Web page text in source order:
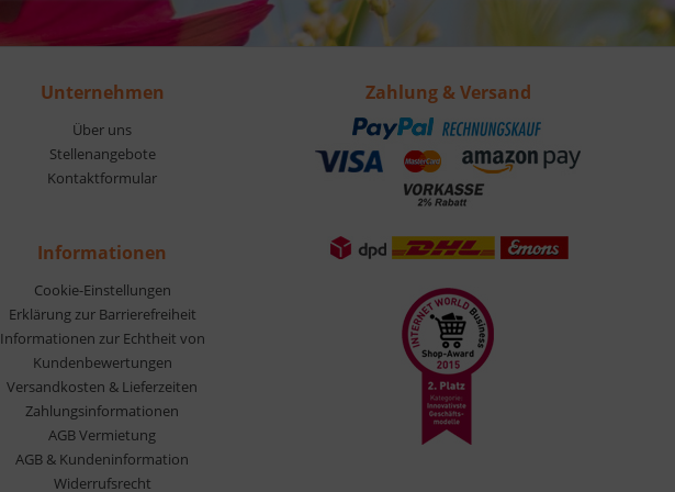
Unternehmen
Über uns
Stellenangebote
Kontaktformular
Informationen
Cookie-Einstellungen
Erklärung zur Barrierefreiheit
Informationen zur Echtheit von
Kundenbewertungen
Versandkosten & Lieferzeiten
Zahlungsinformationen
AGB Vermietung
AGB & Kundeninformation
Widerrufsrecht
Zahlung & Versand